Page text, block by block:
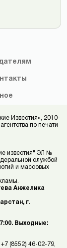
Известия», 2010-
по печати
известия" ЭЛ №
службой
и массовых
Анжелика
г.
Выходные:
(8552) 46-02-79,